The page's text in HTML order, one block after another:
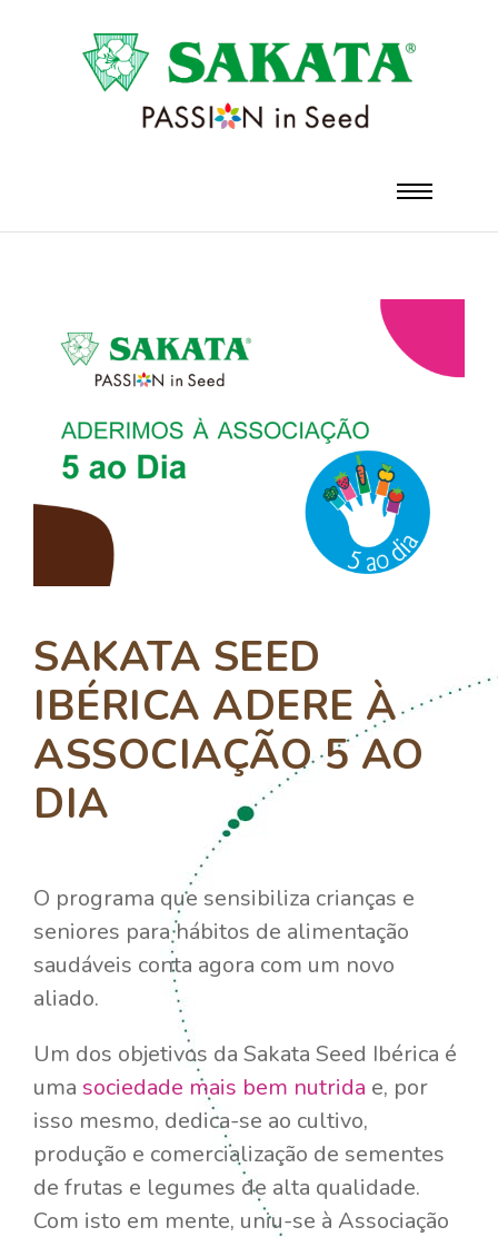
SAKATA SEED
IBÉRICA ADERE À
ASSOCIAÇÃO 5 AO
DIA
O programa que sensibiliza crianças e
seniores para hábitos de alimentação
saudáveis conta agora com um novo
aliado.
Um dos objetivos da Sakata Seed Ibérica é
uma sociedade mais bem nutrida e, por
isso mesmo, dedica-se ao cultivo,
produção e comercialização de sementes
de frutas e legumes de alta qualidade.
Com isto em mente, uniu-se à Associação